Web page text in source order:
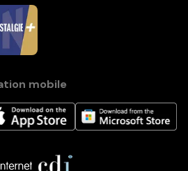
mobile